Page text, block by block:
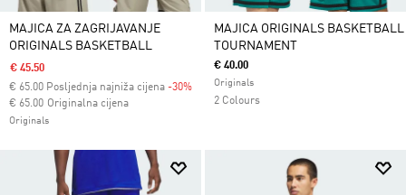
MAJICA ZA ZAGRIJAVANJE
ORIGINALS BASKETBALL
€ 45.50
€ 65.00 Posljednja najniža cijena -30%
Originalna cijena
Cijena umanjena od
€ 65.00za
Originals
MAJICA ORIGINALS BASKETBALL
TOURNAMENT
€ 40.00
Originals
2 Colours